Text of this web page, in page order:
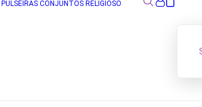
PULSEIRAS CONJUNTOS RELIGIOSO